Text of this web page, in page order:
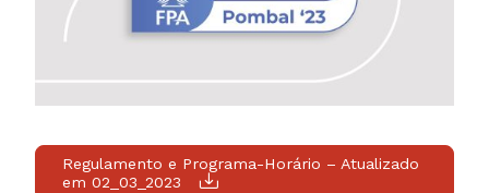
Regulamento e Programa-Horário – Atualizado
em 02_03_2023